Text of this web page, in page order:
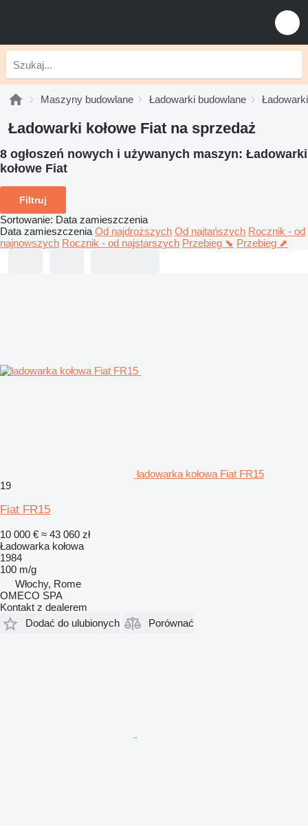
Maszyny budowlane Ładowarki budowlane
Ładowarki kołowe Fiat na sprzedaż
8 ogłoszeń nowych i używanych maszyn: Ładowarki
kołowe Fiat
Filtruj
Sortowanie: Data zamieszczenia
Data zamieszczenia Od najdroższych Od najtańszych Rocznik - od
najnowszych Rocznik - od najstarszych Przebieg ⬊ Przebieg ⬈
ładowarka kołowa Fiat FR15
19
Fiat FR15
10 000 € ≈ 43 060 zł
Ładowarka kołowa
1984
100 m/g
Włochy, Rome
OMECO SPA
Kontakt z dealerem
Dodać do ulubionych
Porównać